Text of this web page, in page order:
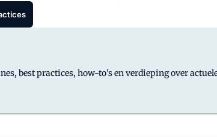
best practices, how-to's en verdieping over